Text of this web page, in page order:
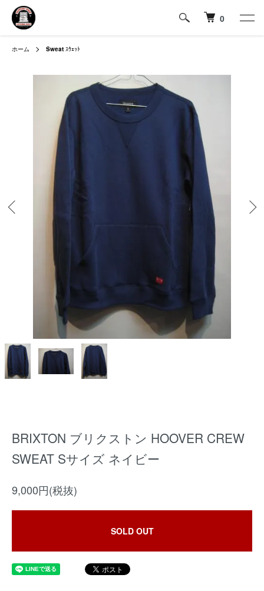
0
ホーム Sweat ｽｳｪｯﾄ
BRIXTON ブリクストン HOOVER CREW
SWEAT Sサイズ ネイビー
9,000円(税抜)
SOLD OUT